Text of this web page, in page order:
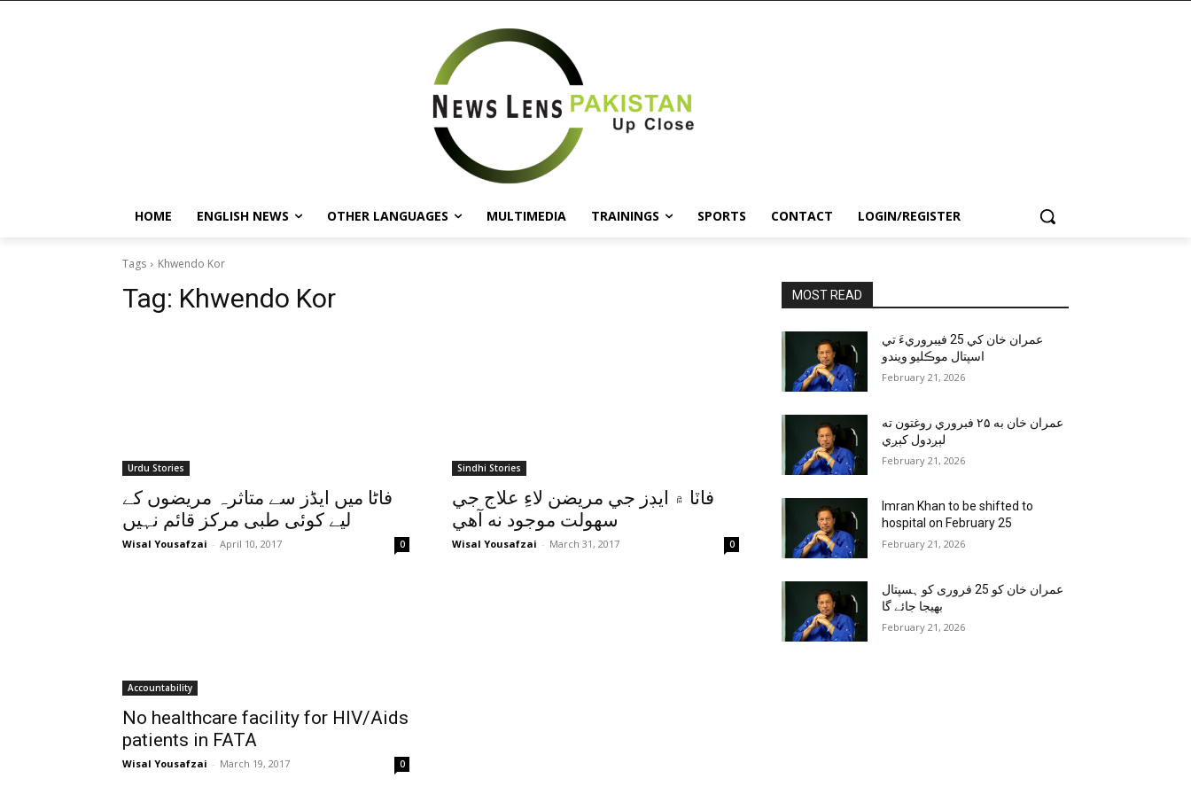
HOME ENGLISH NEWS OTHER LANGUAGES MULTIMEDIA TRAININGS SPORTS CONTACT LOGIN/REGISTER
Tags Khwendo Kor
Tag: Khwendo Kor
Urdu Stories
فاٹا میں ایڈز سے متاثرہ مریضوں کے
لیے کوئی طبی مرکز قائم نہیں
Wisal Yousafzai - April 10, 2017 0
Sindhi Stories
فاٽا ۾ ايڊز جي مريضن لاءِ علاج جي
سهولت موجود نه آهي
Wisal Yousafzai - March 31, 2017 0
Accountability
No healthcare facility for HIV/Aids
patients in FATA
Wisal Yousafzai - March 19, 2017 0
MOST READ
عمران خان کي 25 فيبروريءَ تي
اسپتال موڪليو ويندو
February 21, 2026
عمران خان به ۲۵ فبروري روغتون ته
لېږدول کېږي
February 21, 2026
Imran Khan to be shifted to
hospital on February 25
February 21, 2026
عمران خان کو 25 فروری کو ہسپتال
بھیجا جائے گا
February 21, 2026